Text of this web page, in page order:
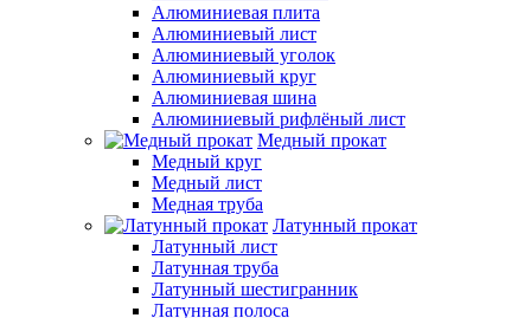
Алюминиевая плита
Алюминиевый лист
Алюминиевый уголок
Алюминиевый круг
Алюминиевая шина
Алюминиевый рифлёный лист
Медный прокат
Медный круг
Медный лист
Медная труба
Латунный прокат
Латунный лист
Латунная труба
Латунный шестигранник
Латунная полоса